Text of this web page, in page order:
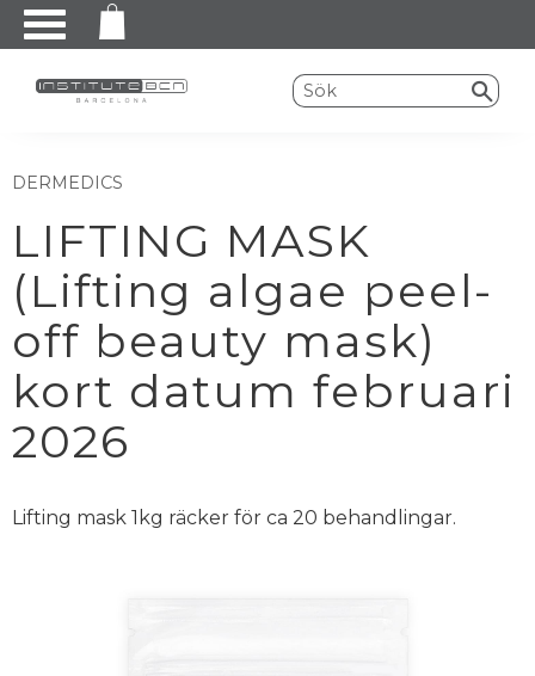
Meny
DERMEDICS
LIFTING MASK
(Lifting algae peel-
off beauty mask)
kort datum februari
2026
Lifting mask 1kg räcker för ca 20 behandlingar.